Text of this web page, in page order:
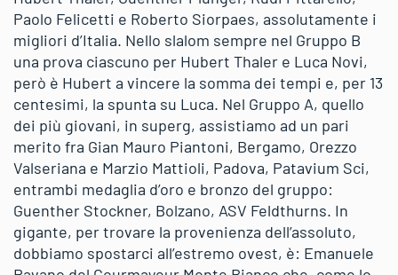
Paolo Felicetti e Roberto Siorpaes, assolutamente i
migliori d’Italia. Nello slalom sempre nel Gruppo B
una prova ciascuno per Hubert Thaler e Luca Novi,
però è Hubert a vincere la somma dei tempi e, per 13
centesimi, la spunta su Luca. Nel Gruppo A, quello
dei più giovani, in superg, assistiamo ad un pari
merito fra Gian Mauro Piantoni, Bergamo, Orezzo
Valseriana e Marzio Mattioli, Padova, Patavium Sci,
entrambi medaglia d’oro e bronzo del gruppo:
Guenther Stockner, Bolzano, ASV Feldthurns. In
gigante, per trovare la provenienza dell’assoluto,
dobbiamo spostarci all’estremo ovest, è: Emanuele